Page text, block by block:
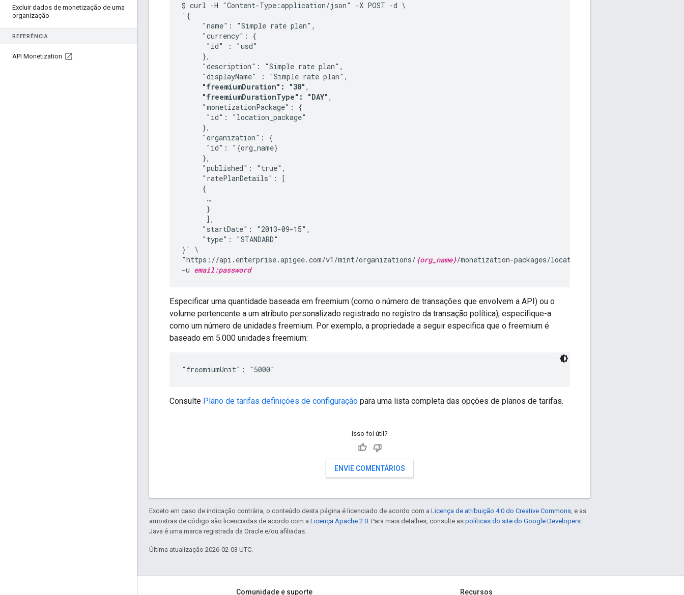
Excluir dados de monetização de uma
organização
REFERÊNCIA
API Monetization
$ curl -H "Content-Type:application/json" -X POST -d \
'{
     "name": "Simple rate plan",
     "currency": {
      "id" : "usd"
     },
     "description": "Simple rate plan",
     "displayName" : "Simple rate plan",
"freemiumDuration": "30" ,
"freemiumDurationType": "DAY" ,
     "monetizationPackage": {
      "id": "location_package"
     },
     "organization": {
      "id": "{org_name}
     },
     "published": "true",
     "ratePlanDetails": [
     {
      …
      }
      ],
     "startDate": "2013-09-15",
     "type": "STANDARD"
}' \
"https://api.enterprise.apigee.com/v1/mint/organizations/ {org_name}/monetization-packages/location_package/rate-plans" \
-u email:password
Especificar uma quantidade baseada em freemium (como o número de transações que envolvem a API) ou o
volume pertencente a um atributo personalizado registrado no registro da transação política), especifique-a
como um número de unidades freemium. Por exemplo, a propriedade a seguir especifica que o freemium é
baseado em 5.000 unidades freemium:
Consulte Plano de tarifas definições de configuração para uma lista completa das opções de planos de tarifas.
Isso foi útil?
ENVIE COMENTÁRIOS
Exceto em caso de indicação contrária, o conteúdo desta página é licenciado de acordo com a Licença de atribuição 4.0 do Creative Commons, e as
amostras de código são licenciadas de acordo com a Licença Apache 2.0. Para mais detalhes, consulte as políticas do site do Google Developers.
Java é uma marca registrada da Oracle e/ou afiliadas.
Última atualização 2026-02-03 UTC.
Comunidade e suporte Recursos